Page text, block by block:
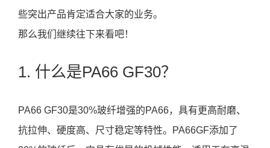
些突出产品肯定适合大家的业务。
那么我们继续往下来看吧！
1. 什么是PA66 GF30？
PA66 GF30是30%玻纤增强的PA66，具有更高耐磨、
抗拉伸、硬度高、尺寸稳定等特性。PA66GF添加了